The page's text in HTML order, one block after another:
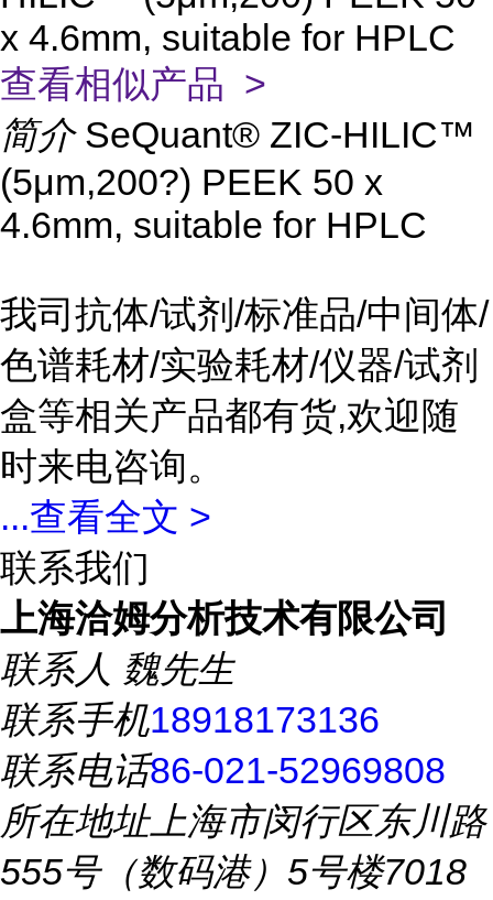
x 4.6mm, suitable for HPLC
查看相似产品 >
简介 SeQuant® ZIC-HILIC™
(5μm,200?) PEEK 50 x
4.6mm, suitable for HPLC
我司抗体/试剂/标准品/中间体/
色谱耗材/实验耗材/仪器/试剂
盒等相关产品都有货,欢迎随
时来电咨询。
...查看全文 >
联系我们
上海洽姆分析技术有限公司
联系人 魏先生
联系手机18918173136
联系电话86-021-52969808
所在地址上海市闵行区东川路
555号（数码港）5号楼7018